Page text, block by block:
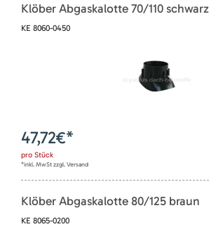
Klöber Abgaskalotte 70/110 schwarz
KE 8060-0450
47,72€*
pro Stück
*inkl. MwSt zzgl. Versand
Klöber Abgaskalotte 80/125 braun
KE 8065-0200